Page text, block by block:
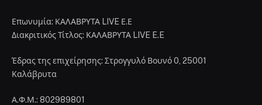
Επωνυμία: ΚΑΛΑΒΡΥΤΑ LIVE Ε.Ε
Διακριτικός Τίτλος: ΚΑΛΑΒΡΥΤΑ LIVE E.E
Έδρας της επιχείρησης: Στρογγυλό Βουνό 0, 25001
Καλάβρυτα
Α.Φ.Μ.: 802989801